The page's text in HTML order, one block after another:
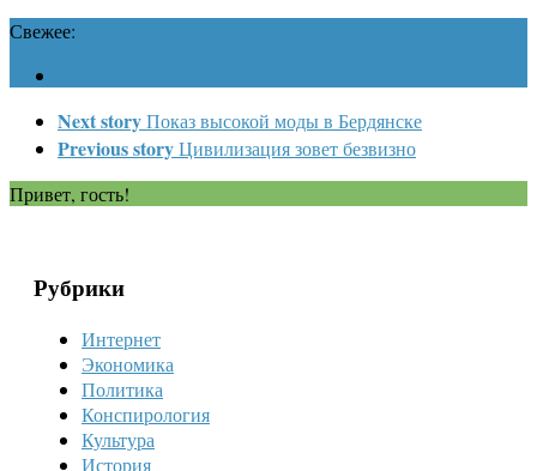
Свежее:
Next storyПоказ высокой моды в Бердянске
Previous storyЦивилизация зовет безвизно
Привет, гость!
Рубрики
Интернет
Экономика
Политика
Конспирология
Культура
История